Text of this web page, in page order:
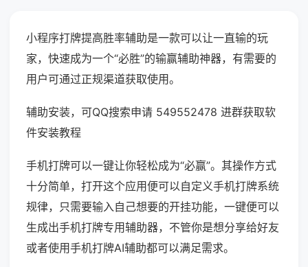
小程序打牌提高胜率辅助是一款可以让一直输的玩
家，快速成为一个“必胜”的输赢辅助神器，有需要的
用户可通过正规渠道获取使用。
辅助安装，可QQ搜索申请 549552478 进群获取软
件安装教程
手机打牌可以一键让你轻松成为“必赢”。其操作方式
十分简单，打开这个应用便可以自定义手机打牌系统
规律，只需要输入自己想要的开挂功能，一键便可以
生成出手机打牌专用辅助器，不管你是想分享给好友
或者使用手机打牌AI辅助都可以满足需求。